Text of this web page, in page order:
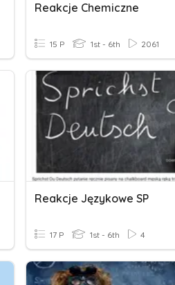
Reakcje Chemiczne
15 P 1st - 6th 2061
Reakcje Językowe SP
17 P 1st - 6th 4